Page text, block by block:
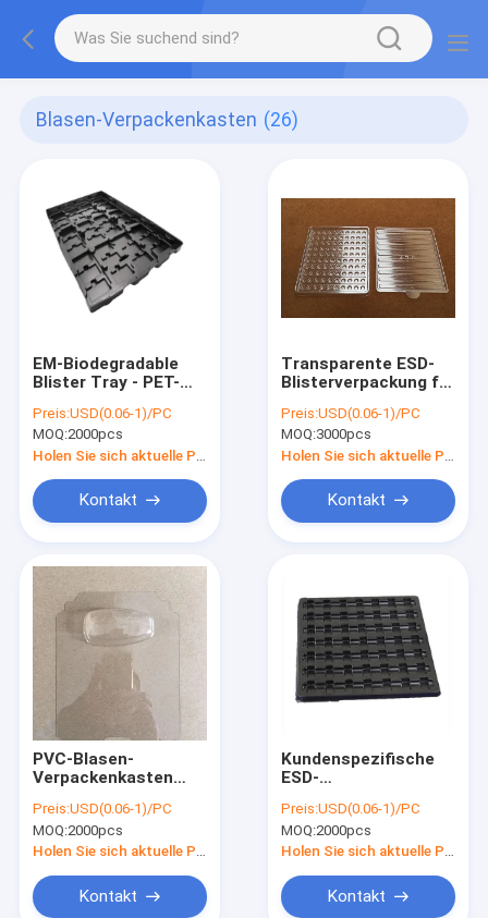
Blasen-Verpackenkasten (26)
EM-Biodegradable
Blister Tray - PET-
empfindliche
elektronische
Komponenten und
PCB
Preis:USD(0.06-1)/PC
MOQ:2000pcs
Kontakt
Transparente ESD-
Blisterverpackung für
Verpackung -
Premium
APET/PP/PS/PVC
Material, stapelbar
Preis:USD(0.06-1)/PC
MOQ:3000pcs
Kontakt
PVC-Blasen-
Verpackenkasten
Resistant
Clear/schwarze
Farbe
Preis:USD(0.06-1)/PC
MOQ:2000pcs
Kontakt
Kundenspezifische
ESD-
PET/PS-Material, für
elektronische
Bauteile &
Preis:USD(0.06-1)/PC
MOQ:2000pcs
Kontakt